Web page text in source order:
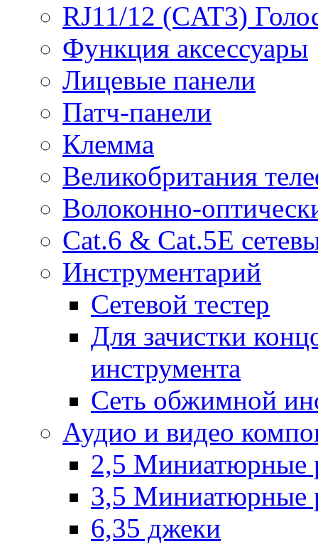
RJ11/12 (CAT3)
Функция аксессуары
Лицевые панели
Патч-панели
Клемма
Великобритания
Волоконно-
Cat.6 & Cat.5E
Инструментарий
Сетевой тестер
Для зачистки
инструмента
Сеть обжимной
Аудио и видео
2,5 Миниатюрные
3,5 Миниатюрные
6,35 джеки